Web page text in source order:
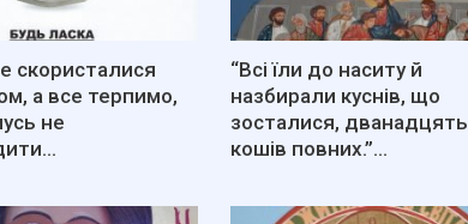
скористалися
а все терпимо,
не
“Всі їли до наситу й
назбирали куснів, що
зосталися, дванадцять
кошів повних.”…